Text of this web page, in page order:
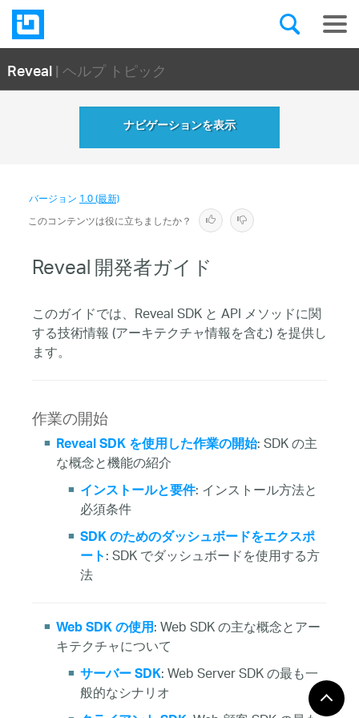
Reveal| ヘルプ トピック
ナビゲーションを表示
バージョン1.0 (最新)
このコンテンツは役に立ちましたか？
Reveal 開発者ガイド
このガイドでは、Reveal SDK と API メソッドに関
する技術情報 (アーキテクチャ情報を含む) を提供し
ます。
作業の開始
Reveal SDK を使用した作業の開始: SDK の主
な概念と機能の紹介
インストールと要件: インストール方法と
必須条件
SDK のためのダッシュボードをエクスポ
ート: SDK でダッシュボードを使用する方
法
Web SDK の使用: Web SDK の主な概念とアー
キテクチャについて
サーバー SDK: Web Server SDK の最も一
般的なシナリオ